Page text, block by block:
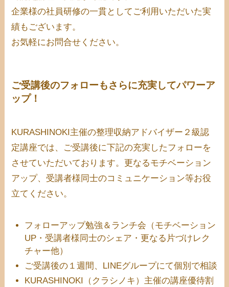
企業様の社員研修の一貫としてご利用いただいた実
績もございます。
お気軽にお問合せください。
ご受講後のフォローもさらに充実してパワーア
ップ！
KURASHINOKI主催の整理収納アドバイザー２級認
定講座では、ご受講後に下記の充実したフォローを
させていただいております。更なるモチベーション
アップ、受講者様同士のコミュニケーション等お役
立てください。
フォローアップ勉強＆ランチ会（モチベーション
UP・受講者様同士のシェア・更なる片づけレク
チャー他）
ご受講後の１週間、LINEグループにて個別で相談
KURASHINOKI（クラシノキ）主催の講座優待割